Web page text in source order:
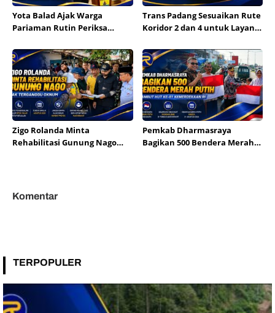
Yota Balad Ajak Warga
Pariaman Rutin Periksa
Tidak Menular
Trans Padang Sesuaikan Rute
Koridor 2 dan 4 untuk Layani
Zigo Rolanda Minta
Rehabilitasi Gunung Nago
Pemkab Dharmasraya
Bagikan 500 Bendera Merah
Komentar
TERPOPULER